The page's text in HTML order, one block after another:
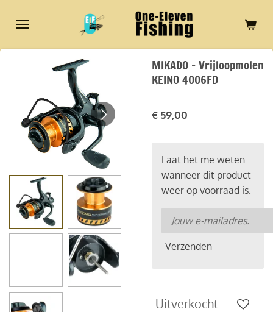
direct
hoofdinhoud
MIKADO - Vrijloopmolen
KEINO 4006FD
€ 59,00
Laat het me weten
wanneer dit product
weer op voorraad is.
Verzenden
Uitverkocht